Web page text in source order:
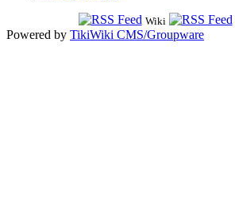
Wiki
Powered by TikiWiki CMS/Groupware